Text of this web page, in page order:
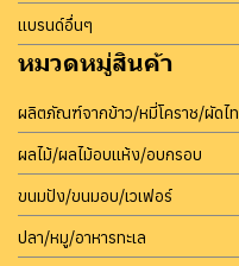
แบรนด์อื่นๆ
หมวดหมู่สินค้า
ผลิตภัณฑ์จากข้าว/หมี่โคราช/ผัดไท
ผลไม้/ผลไม้อบแห้ง/อบกรอบ
ขนมปัง/ขนมอบ/เวเฟอร์
ปลา/หมู/อาหารทะเล